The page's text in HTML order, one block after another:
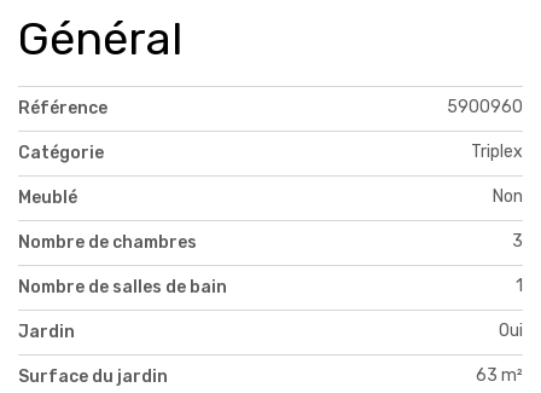
Général
Référence 5900960
Catégorie Triplex
Meublé Non
Nombre de chambres 3
Nombre de salles de bain 1
Jardin Oui
Surface du jardin 63 m²